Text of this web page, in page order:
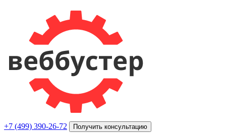
+7 (499) 390-26-72 Получить консультацию